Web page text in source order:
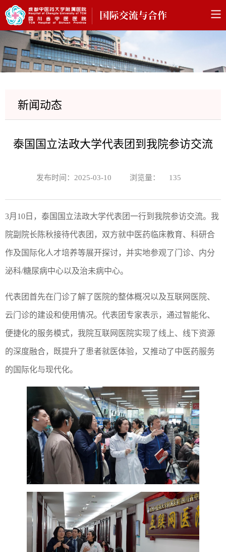
新闻动态
泰国国立法政大学代表团到我院参访交流
发布时间：2025-03-10 浏览量： 135
3月10日，泰国国立法政大学代表团一行到我院参访交流。我
院副院长陈秋接待代表团，双方就中医药临床教育、科研合
作及国际化人才培养等展开探讨，并实地参观了门诊、内分
泌科/糖尿病中心以及治未病中心。
代表团首先在门诊了解了医院的整体概况以及互联网医院、
云门诊的建设和使用情况。代表团专家表示，通过智能化、
便捷化的服务模式，我院互联网医院实现了线上、线下资源
的深度融合，既提升了患者就医体验，又推动了中医药服务
的国际化与现代化。